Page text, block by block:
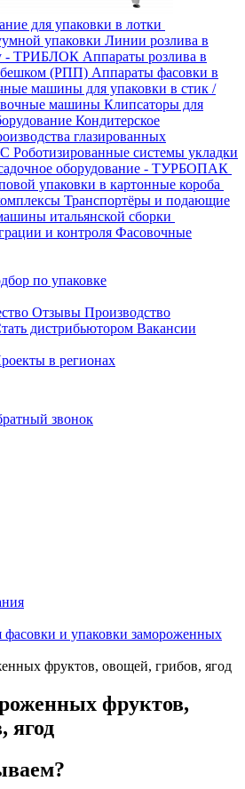
для упаковки в лотки
упаковки Линии розлива в
- ТРИБЛОК Аппараты розлива в
(РПП) Аппараты фасовки в
машины для упаковки в стик /
машины Клипсаторы для
Кондитерское
глазированных
Роботизированные системы укладки
оборудование - ТУРБОПАК
упаковки в картонные короба
Транспортёры и подающие
итальянской сборки
и контроля Фасовочные
по упаковке
Отзывы Производство
дистрибьютором Вакансии
в регионах
звонок
фасовки и упаковки замороженных
фруктов, овощей, грибов, ягод
фруктов,
ягод